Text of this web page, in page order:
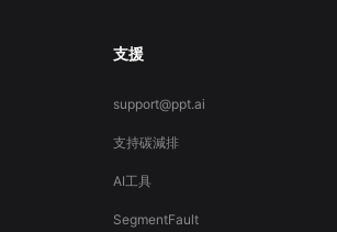
支援
support@ppt.ai
支持碳減排
AI工具
SegmentFault